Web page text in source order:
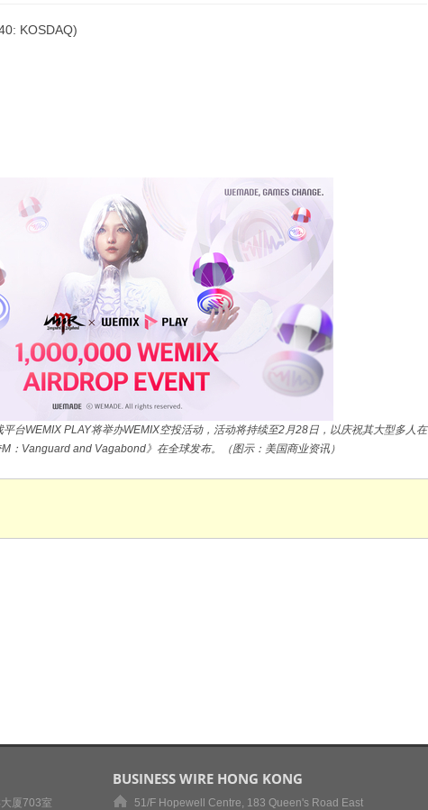
KOSDAQ)
台WEMIX PLAY将举办WEMIX空投活动，活动将持续至2月28日，以庆祝其大型多人在
：Vanguard and Vagabond》在全球发布。（图示：美国商业资讯）
厦703室
BUSINESS WIRE HONG KONG
51/F Hopewell Centre, 183 Queen's Road East